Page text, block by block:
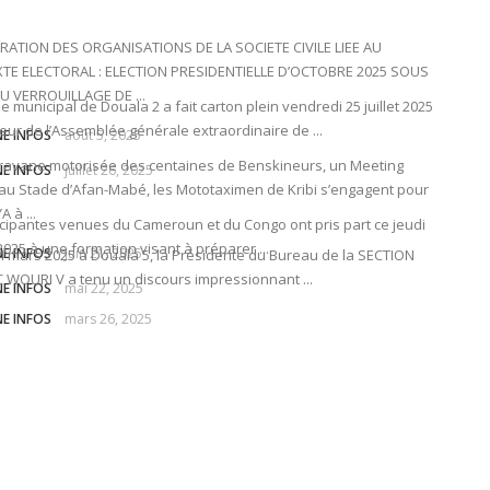
DES ORGANISATIONS DE LA SOCIETE CIVILE LIEE AU
ELECTORAL : ELECTION PRESIDENTIELLE D’OCTOBRE 2025 SOUS
VERROUILLAGE DE ...
INFOS août 5, 2025
municipal de Douala 2 a fait carton plein vendredi 25 juillet 2025
de l’Assemblée générale extraordinaire de ...
INFOS juillet 26, 2025
motorisée des centaines de Benskineurs, un Meeting
Stade d’Afan-Mabé, les Mototaximen de Kribi s’engagent pour
à ...
INFOS juin 21, 2025
venues du Cameroun et du Congo ont pris part ce jeudi
à une formation visant à préparer ...
INFOS mai 22, 2025
mars 2025 à Douala 5, la Présidente du Bureau de la SECTION
WOURI V a tenu un discours impressionnant ...
INFOS mars 26, 2025